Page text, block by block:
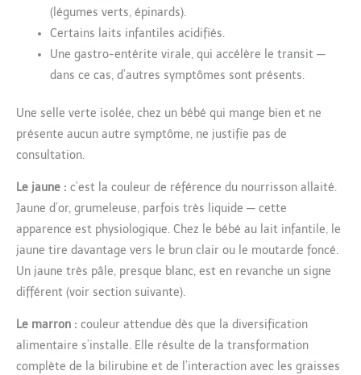
(légumes verts, épinards).
Certains laits infantiles acidifiés.
Une gastro-entérite virale, qui accélère le transit —
dans ce cas, d’autres symptômes sont présents.
Une selle verte isolée, chez un bébé qui mange bien et ne
présente aucun autre symptôme, ne justifie pas de
consultation.
Le jaune : c’est la couleur de référence du nourrisson allaité.
Jaune d’or, grumeleuse, parfois très liquide — cette
apparence est physiologique. Chez le bébé au lait infantile, le
jaune tire davantage vers le brun clair ou le moutarde foncé.
Un jaune très pâle, presque blanc, est en revanche un signe
différent (voir section suivante).
Le marron : couleur attendue dès que la diversification
alimentaire s’installe. Elle résulte de la transformation
complète de la bilirubine et de l’interaction avec les graisses